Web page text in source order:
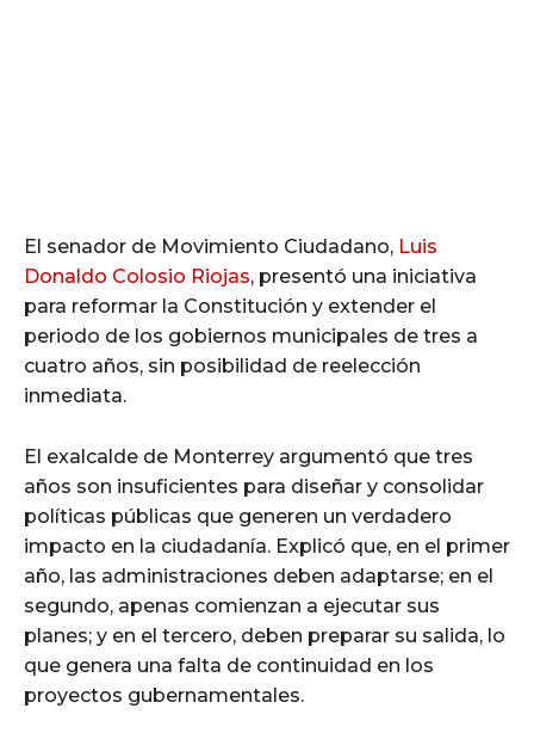
El senador de Movimiento Ciudadano, Luis
Donaldo Colosio Riojas, presentó una iniciativa
para reformar la Constitución y extender el
periodo de los gobiernos municipales de tres a
cuatro años, sin posibilidad de reelección
inmediata.
El exalcalde de Monterrey argumentó que tres
años son insuficientes para diseñar y consolidar
políticas públicas que generen un verdadero
impacto en la ciudadanía. Explicó que, en el primer
año, las administraciones deben adaptarse; en el
segundo, apenas comienzan a ejecutar sus
planes; y en el tercero, deben preparar su salida, lo
que genera una falta de continuidad en los
proyectos gubernamentales.